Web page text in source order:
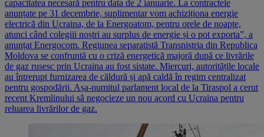
capacitatea necesară pentru data de 2 ianuarie. La contractele
anunțate pe 31 decembrie, suplimentar vom achiziționa energie
electrică din Ucraina, de la Energoatom, pentru orele de noapte,
atunci când colegiii noștri au surplus de energie și o pot exporta”, a
anunțat Energocom. Regiunea separatistă Transnistria din Republica
Moldova se confruntă cu o criză energetică majoră după ce livrările
de gaz rusesc prin Ucraina au fost sistate. Miercuri, autoritățile locale
au întrerupt furnizarea de căldură și apă caldă în regim centralizat
pentru gospodării. Așa-numitul parlament local de la Tiraspol a cerut
recent Kremlinului să negocieze un nou acord cu Ucraina pentru
reluarea livrărilor de gaz.